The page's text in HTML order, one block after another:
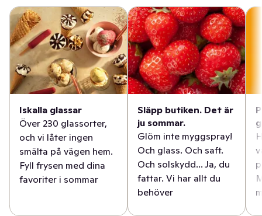
Iskalla glassar
Över 230 glassorter,
och vi låter ingen
smälta på vägen hem.
Fyll frysen med dina
favoriter i sommar
Släpp butiken. Det är
ju sommar.
Glöm inte myggspray!
Och glass. Och saft.
Och solskydd... Ja, du
fattar. Vi har allt du
behöver